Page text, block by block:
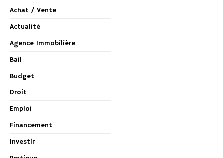
Achat / Vente
Actualité
Agence Immobilière
Bail
Budget
Droit
Emploi
Financement
Investir